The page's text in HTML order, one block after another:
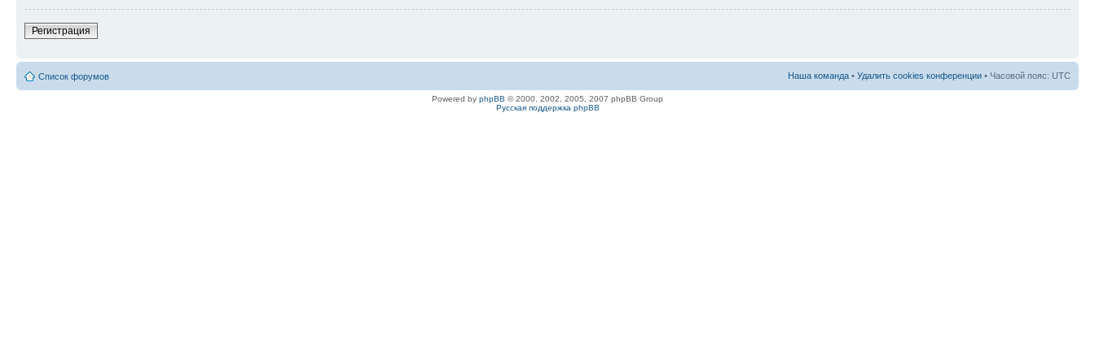
Регистрация
Список форумов Наша команда • Удалить cookies конференции • Часовой пояс: UTC
Powered by phpBB © 2000, 2002, 2005, 2007 phpBB Group
Русская поддержка phpBB